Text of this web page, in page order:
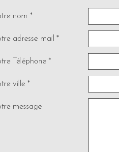
nom *
adresse mail *
Téléphone *
ville *
message